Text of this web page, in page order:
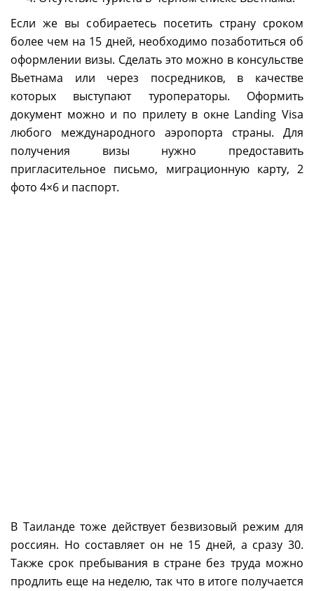
Если же вы собираетесь посетить страну сроком
более чем на 15 дней, необходимо позаботиться об
оформлении визы. Сделать это можно в консульстве
Вьетнама или через посредников, в качестве
которых выступают туроператоры. Оформить
документ можно и по прилету в окне Landing Visa
любого международного аэропорта страны. Для
получения визы нужно предоставить
пригласительное письмо, миграционную карту, 2
фото 4×6 и паспорт.
В Таиланде тоже действует безвизовый режим для
россиян. Но составляет он не 15 дней, а сразу 30.
Также срок пребывания в стране без труда можно
продлить еще на неделю, так что в итоге получается